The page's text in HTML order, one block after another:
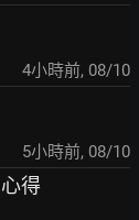
4小時前, 08/10
5小時前, 08/10
得